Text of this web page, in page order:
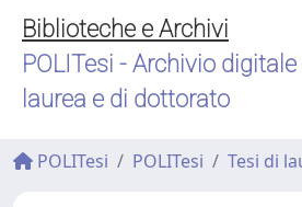
Biblioteche e Archivi
POLITesi - Archivio
laurea e di dottorato
POLITesi POLITesi Tesi di